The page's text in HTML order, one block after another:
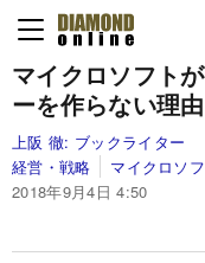
マイクロソフト
ーを作らない理由
上阪 徹: ブックライター
経営・戦略
マイクロソ
2018年9月4日 4:50